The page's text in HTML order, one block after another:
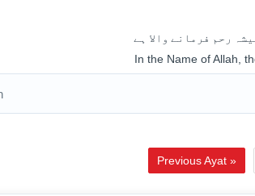
رحم فرمانے والا ہے
In the Name of Allah,
Previous Ayat »